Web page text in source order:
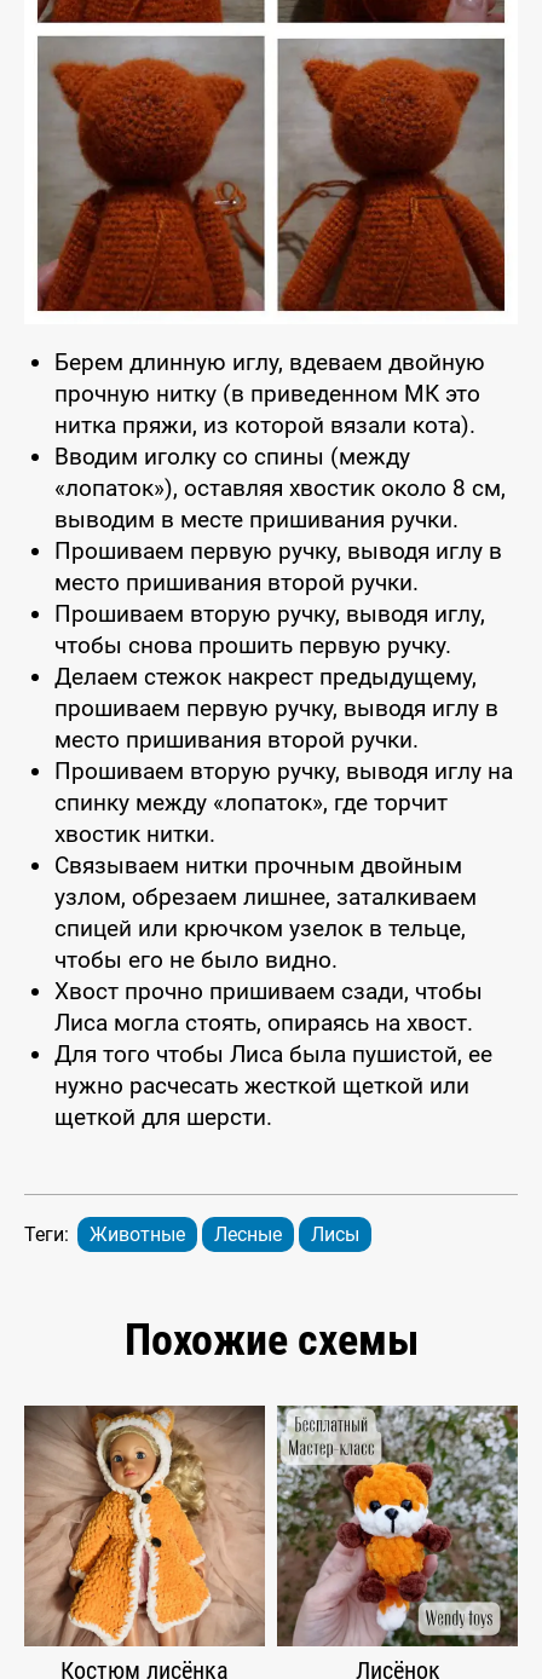
Берем длинную иглу, вдеваем двойную
прочную нитку (в приведенном МК это
нитка пряжи, из которой вязали кота).
Вводим иголку со спины (между
«лопаток»), оставляя хвостик около 8 см,
выводим в месте пришивания ручки.
Прошиваем первую ручку, выводя иглу в
место пришивания второй ручки.
Прошиваем вторую ручку, выводя иглу,
чтобы снова прошить первую ручку.
Делаем стежок накрест предыдущему,
прошиваем первую ручку, выводя иглу в
место пришивания второй ручки.
Прошиваем вторую ручку, выводя иглу на
спинку между «лопаток», где торчит
хвостик нитки.
Связываем нитки прочным двойным
узлом, обрезаем лишнее, заталкиваем
спицей или крючком узелок в тельце,
чтобы его не было видно.
Хвост прочно пришиваем сзади, чтобы
Лиса могла стоять, опираясь на хвост.
Для того чтобы Лиса была пушистой, ее
нужно расчесать жесткой щеткой или
щеткой для шерсти.
Теги: Животные Лесные Лисы
Похожие схемы
Костюм лисёнка Лисёнок